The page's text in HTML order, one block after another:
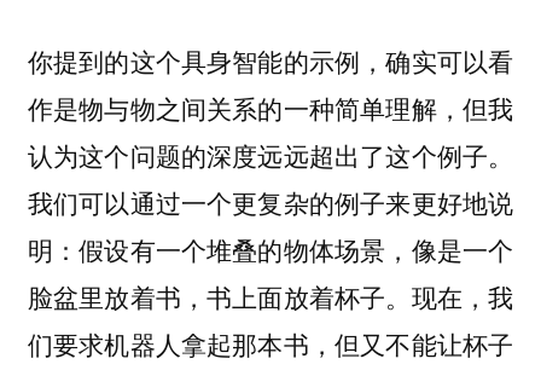
你提到的这个具身智能的示例，确实可以看
作是物与物之间关系的一种简单理解，但我
认为这个问题的深度远远超出了这个例子。
我们可以通过一个更复杂的例子来更好地说
明：假设有一个堆叠的物体场景，像是一个
脸盆里放着书，书上面放着杯子。现在，我
们要求机器人拿起那本书，但又不能让杯子